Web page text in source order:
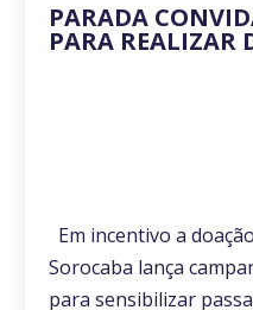
PARADA
PARA REALIZAR
Em incentivo a
Sorocaba lança
para sensibilizar